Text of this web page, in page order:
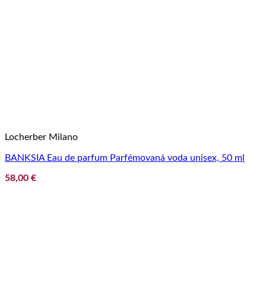
Locherber Milano
BANKSIA Eau de parfum Parfémovaná voda unisex, 50 ml
58,00 €